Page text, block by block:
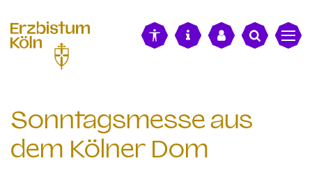
Sonntagsmesse aus
dem Kölner Dom